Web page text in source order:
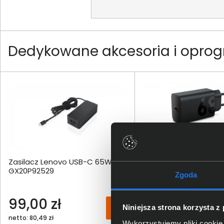
Zgoda
Niniejsza strona korzysta z
Dedykowane akcesoria i
Zasilacz Lenovo USB-C 65W
GX20P92529
99,00 zł
netto: 80,49 zł
Ładowarka Lenovo
ZG38C05739
99,00 zł